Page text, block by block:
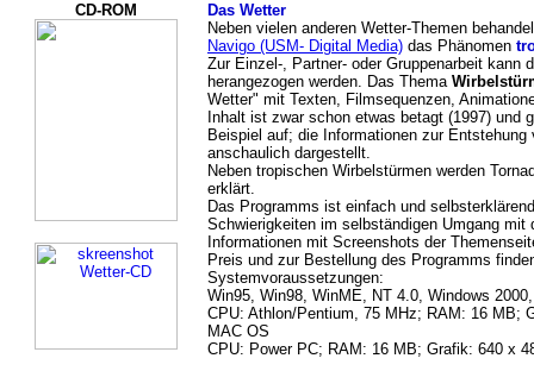
CD-ROM
Das Wetter
Neben vielen anderen Wetter-Themen
Navigo (USM- Digital Media) das Phänomen
Zur Einzel-, Partner- oder Gruppenarbeit kann
herangezogen werden. Das Thema
Wetter" mit Texten, Filmsequenzen,
Inhalt ist zwar schon etwas betagt (1997) und
Beispiel auf; die Informationen zur
anschaulich dargestellt.
Neben tropischen Wirbelstürmen werden
erklärt.
Das Programms ist einfach und
Schwierigkeiten im selbständigen Umgang mit
Informationen mit Screenshots der
Preis und zur Bestellung des Programms
Systemvoraussetzungen:
Win95, Win98, WinME, NT 4.0, Windows
CPU: Athlon/Pentium, 75 MHz; RAM: 16 MB;
MAC OS
CPU: Power PC; RAM: 16 MB; Grafik: 640 x